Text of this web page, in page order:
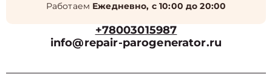
Работаем Ежедневно, с 10:00 до 20:00
+78003015987
info@repair-parogenerator.ru